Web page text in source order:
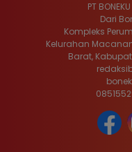
PT
Dari
Kompleks
Kelurahan
Barat,